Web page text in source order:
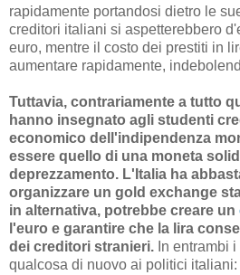
rapidamente portandosi dietro le
creditori italiani si aspetterebbero
euro, mentre il costo dei prestiti in
aumentare rapidamente,
Tuttavia, contrariamente a tutto
hanno insegnato agli studenti
economico dell'indipendenza
essere quello di una moneta
deprezzamento. L'Italia ha
organizzare un gold exchange
in alternativa, potrebbe creare un
l'euro e garantire che la lira
dei creditori stranieri. In entrambi
qualcosa di nuovo ai politici